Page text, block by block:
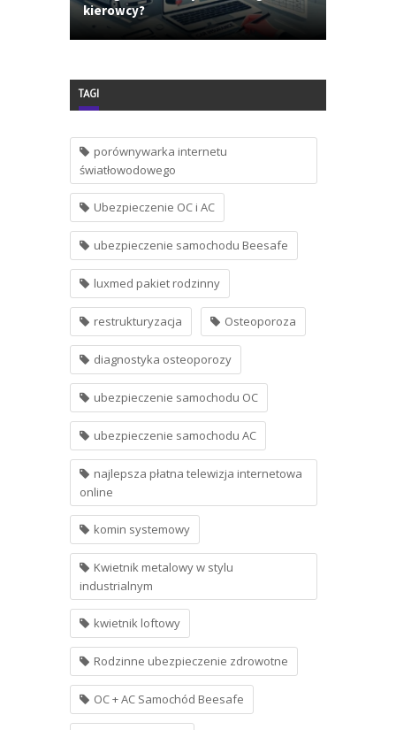
kierowcy?
TAGI
porównywarka internetu
światłowodowego
Ubezpieczenie OC i AC
ubezpieczenie samochodu Beesafe
luxmed pakiet rodzinny
restrukturyzacja Osteoporoza
diagnostyka osteoporozy
ubezpieczenie samochodu OC
ubezpieczenie samochodu AC
najlepsza płatna telewizja internetowa
online
komin systemowy
Kwietnik metalowy w stylu
industrialnym
kwietnik loftowy
Rodzinne ubezpieczenie zdrowotne
OC + AC Samochód Beesafe